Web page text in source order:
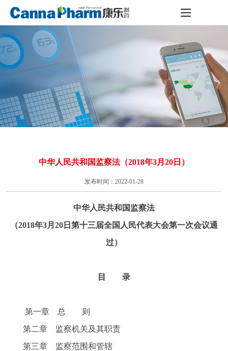
中华人民共和国监察法（2018年3月20日）
发布时间：2022-01-28
中华人民共和国监察法
（2018年3月20日第十三届全国人民代表大会第一次会议通
过）
目 录
第一章 总 则
第二章 监察机关及其职责
第三章 监察范围和管辖